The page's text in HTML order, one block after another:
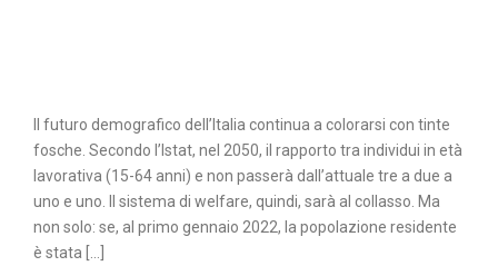
Il futuro demografico dell’Italia continua a colorarsi con tinte
fosche. Secondo l’Istat, nel 2050, il rapporto tra individui in età
lavorativa (15-64 anni) e non passerà dall’attuale tre a due a
uno e uno. Il sistema di welfare, quindi, sarà al collasso. Ma
non solo: se, al primo gennaio 2022, la popolazione residente
è stata […]